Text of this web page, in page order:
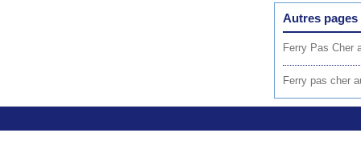
Autres pages
Ferry Pas Cher
Ferry pas cher